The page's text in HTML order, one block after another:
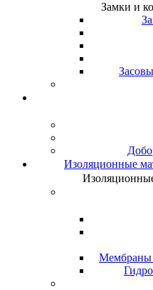
Замки и
Изоляционные
Мембраны